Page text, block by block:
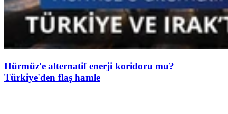
Hürmüz'e alternatif enerji koridoru mu?
Türkiye'den flaş hamle